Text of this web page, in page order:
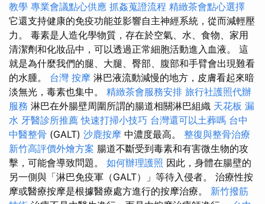
教學 專業會議點心供應 抓姦蒐證流程 精緻茶會點心選擇
它還支持健康的免疫功能並影響自主神經系統，從而減輕壓
力。 毒素是人造化學物質，存在於空氣、水、食物、家用
清潔劑和化妝品中，可以透過正常細胞活動進入血液。 這
就是為什麼我們的腿、大腿、臀部、腹部和手臂會出現難看
的水腫。 台灣 按摩 淋巴液流動減慢的地方，皮膚看起來暗
淡無光，毒素也集中。 精緻茶會服務安排 旅行社護照代辦
服務 淋巴在外腸壁周圍所謂的腸道相關淋巴組織 天花板 漏
水 牙醫診所推薦 快速打掃小技巧 台灣還可以土葬嗎 台中
中醫整骨 (GALT) 沙鹿按摩 中濃度最高。 整復與整骨治療
新竹高評價外燴方案 腸道不斷受到毒素和有害微生物的攻
擊，可能會導致問題。 如何辦理護照 因此，身體在腸壁的
另一側與「淋巴免疫軍（GALT）」等待入侵者。 治療性按
摩或醫療按摩是根據醫療處方進行的按摩治療。 新竹撥筋